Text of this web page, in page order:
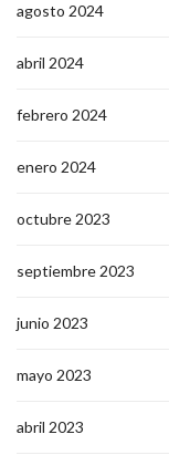
agosto 2024
abril 2024
febrero 2024
enero 2024
octubre 2023
septiembre 2023
junio 2023
mayo 2023
abril 2023